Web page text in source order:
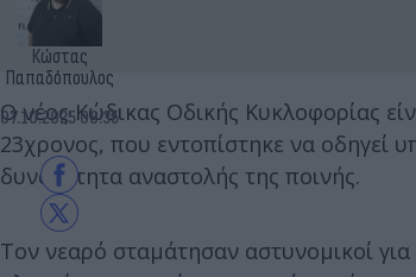
Κώστας
Παπαδόπουλος
07.10.2025 08:35
Ο νέος Κώδικας Οδικής Κυκλοφορίας
23χρονος, που εντοπίστηκε να οδηγεί
δυνατότητα αναστολής της ποινής.
Τον νεαρό σταμάτησαν αστυνομικοί